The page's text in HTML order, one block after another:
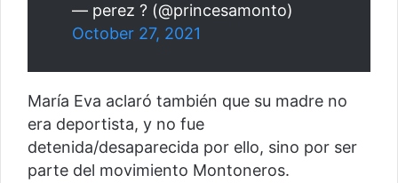
— perez ? (@princesamonto)
October 27, 2021
María Eva aclaró también que su madre no
era deportista, y no fue
detenida/desaparecida por ello, sino por ser
parte del movimiento Montoneros.